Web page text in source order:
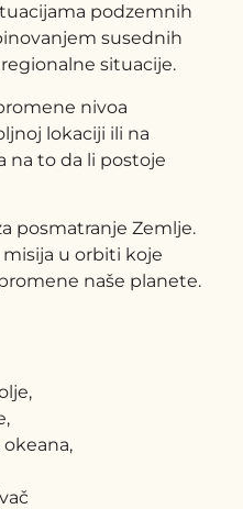
podzemnih
susednih
situacije.
nivoa
lokaciji ili na
na to da li postoje
posmatranje Zemlje.
u orbiti koje
naše planete.